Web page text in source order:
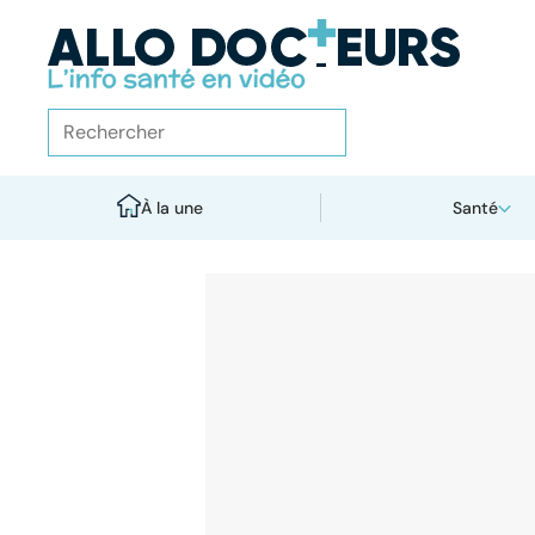
À la une Santé